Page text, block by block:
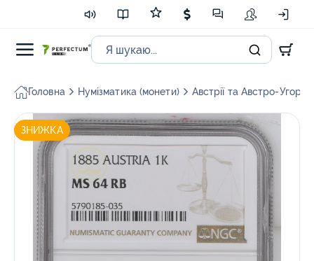
Головна Нумізматика (монети) Австрії та Австро-
ЗНИЖКА